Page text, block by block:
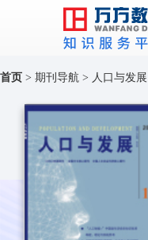
首页 > 期刊导航 > 人口与发展